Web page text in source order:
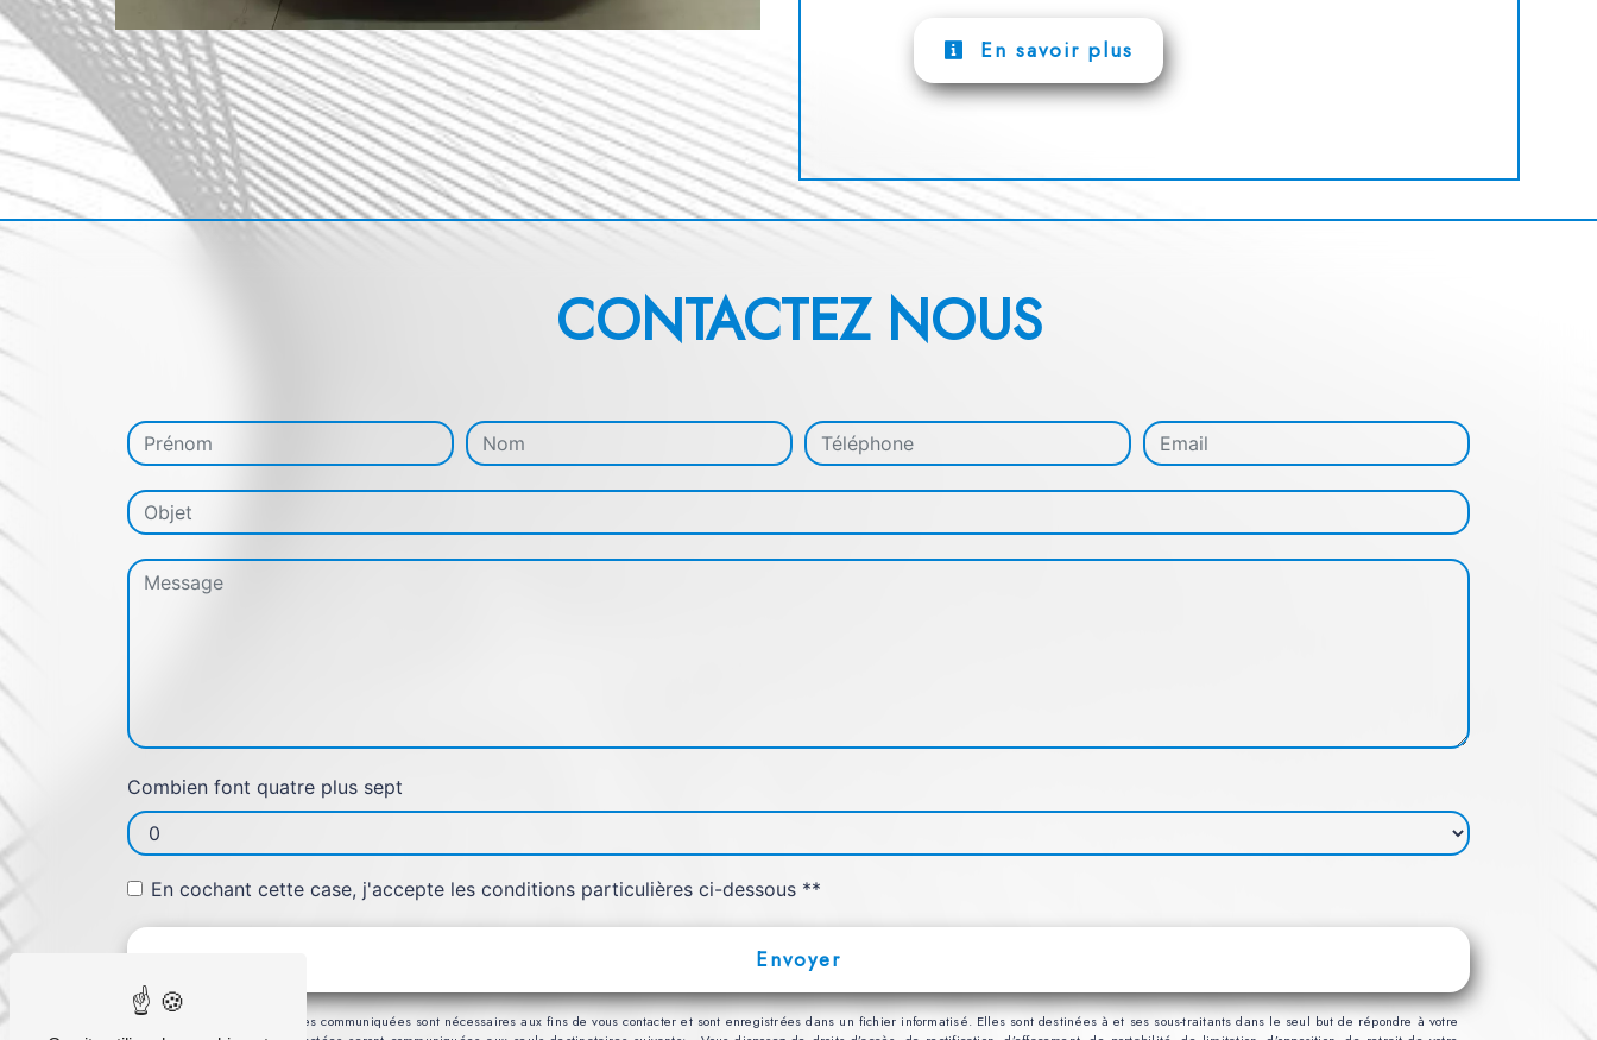
En savoir plus
CONTACTEZ NOUS
Combien font quatre plus sept
En cochant cette case, j'accepte les conditions particulières ci-dessous **
Envoyer
** Les données personnelles communiquées sont nécessaires aux fins de vous contacter et sont enregistrées dans un fichier informatisé. Elles sont destinées à et ses sous-traitants dans le seul but de répondre à votre